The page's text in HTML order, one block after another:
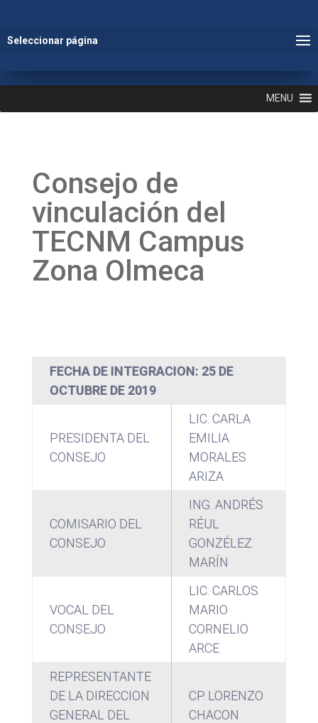
Seleccionar página
MENU
Consejo de
vinculación del
TECNM Campus
Zona Olmeca
FECHA DE INTEGRACION: 25 DE
OCTUBRE DE 2019
PRESIDENTA DEL
CONSEJO
LIC. CARLA
EMILIA
MORALES
ARIZA
COMISARIO DEL
CONSEJO
ING. ANDRÉS
RÉUL
GONZÉLEZ
MARÍN
VOCAL DEL
CONSEJO
LIC. CARLOS
MARIO
CORNELIO
ARCE
REPRESENTANTE
DE LA DIRECCION
GENERAL DEL
CP. LORENZO
CHACON